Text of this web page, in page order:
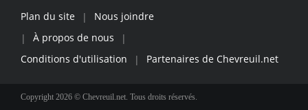
Plan du site
|
Nous joindre
|
À propos de nous
|
Conditions d'utilisation
| Partenaires de Chevreuil.net
Copyright 2026 © Chevreuil.net. Tous droits réservés.